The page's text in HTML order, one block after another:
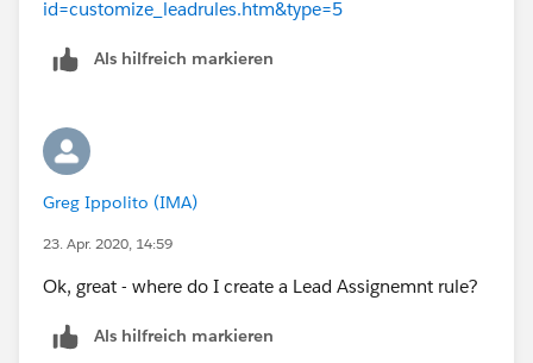
id=customize_leadrules.htm&type=5
Als hilfreich markieren
Greg Ippolito (IMA)
23. Apr. 2020, 14:59
Ok, great - where do I create a Lead Assignemnt rule?
Als hilfreich markieren